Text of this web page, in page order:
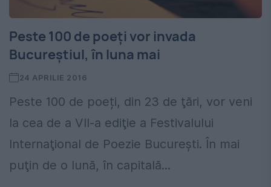
Peste 100 de poeţi vor invada
Bucureștiul, în luna mai
24 APRILIE 2016
Peste 100 de poeți, din 23 de ţări, vor veni
la cea de a VII-a ediţie a Festivalului
Internaţional de Poezie Bucureşti. În mai
puţin de o lună, în capitală...